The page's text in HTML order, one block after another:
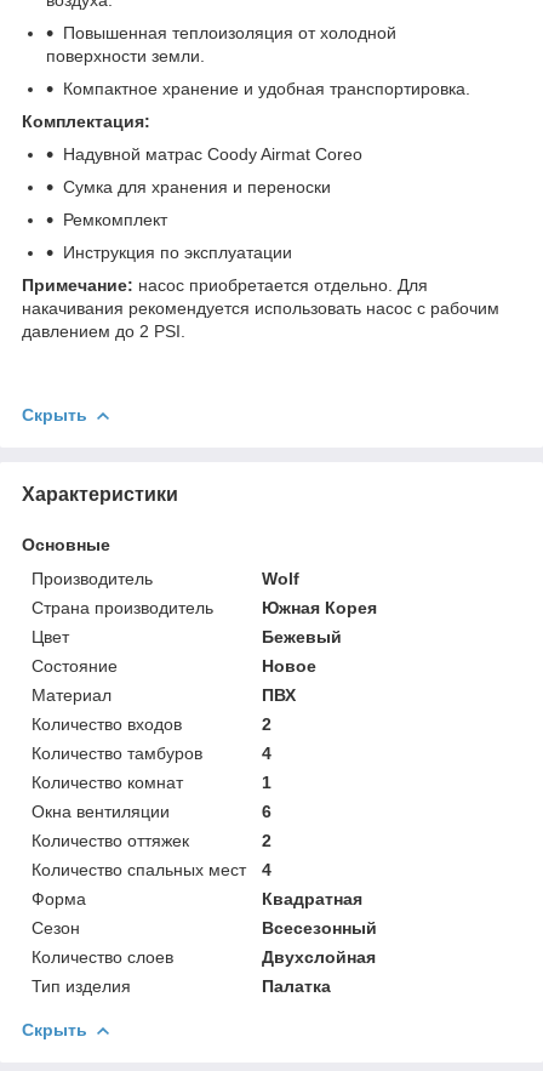
Повышенная теплоизоляция от холодной
поверхности земли.
Компактное хранение и удобная транспортировка.
Комплектация:
Надувной матрас Coody Airmat Coreo
Сумка для хранения и переноски
Ремкомплект
Инструкция по эксплуатации
Примечание: насос приобретается отдельно. Для
накачивания рекомендуется использовать насос с рабочим
давлением до 2 PSI.
Скрыть
Характеристики
Основные
Производитель
Wolf
Страна производитель
Южная Корея
Цвет
Бежевый
Состояние
Новое
Материал
ПВХ
Количество входов
2
Количество тамбуров
4
Количество комнат
1
Окна вентиляции
6
Количество оттяжек
2
Количество спальных мест
4
Форма
Квадратная
Сезон
Всесезонный
Количество слоев
Двухслойная
Тип изделия
Палатка
Скрыть